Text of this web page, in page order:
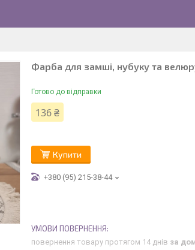
Фарба для замші, нубуку та
Готово до відправки
136 ₴
Купити
+380 (95) 215-38-44
повернення товару протягом 14 днів за